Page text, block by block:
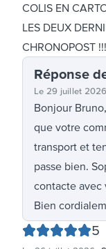
COLIS EN
LES DEUX
CHRONOPOST
Réponse
Le 29 juillet 2026
Bonjour
que votre
transport et
passe bien.
contacte avec
Bien
5